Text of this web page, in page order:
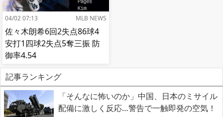
04/02 07:13 MLB NEWS
佐々木朗希6回2失点86球4
安打1四球2失点5奪三振 防
御率4.54
記事ランキング
「そんなに怖いのか」中国、日本のミサイル
配備に激しく反応…警告で一触即発の空気！